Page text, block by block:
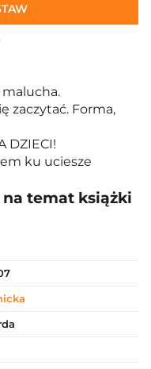
zaczytać. Forma,
DZIECI!
ku uciesze
na temat książki